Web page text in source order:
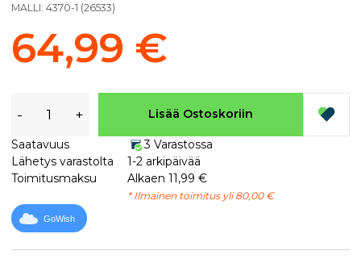
MALLI: 4370-1 (26533)
64,99 €
- + Lisää Ostoskoriin
Saatavuus
3 Varastossa
Lähetys varastolta
1-2 arkipäivää
Toimitusmaksu
Alkaen 11,99 €
* Ilmainen toimitus yli 80,00 €
GoWish